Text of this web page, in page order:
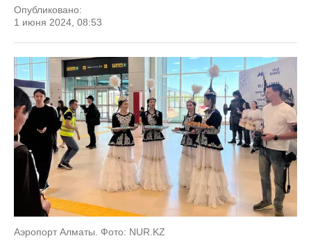
Опубликовано:
1 июня 2024, 08:53
Аэропорт Алматы. Фото: NUR.KZ